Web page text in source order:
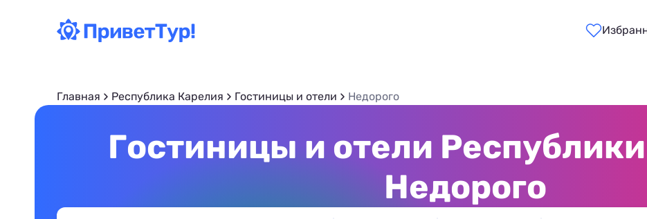
Главная Республика Карелия Гостиницы и отели Недорого
Гостиницы и отели
Недорого